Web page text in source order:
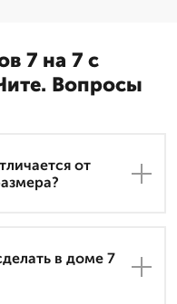
7 на 7 с
Вопросы
от
в доме 7